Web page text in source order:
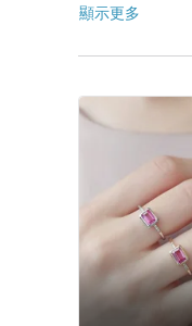
顯示更多